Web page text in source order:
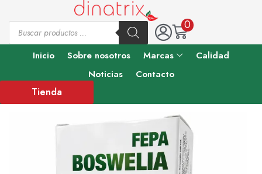
0
Inicio Sobre nosotros Marcas
Calidad
Noticias
Contacto
Tienda